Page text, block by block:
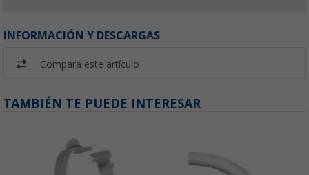
INFORMACIÓN Y DESCARGAS
Compara este artículo
TAMBIÉN TE PUEDE INTERESAR